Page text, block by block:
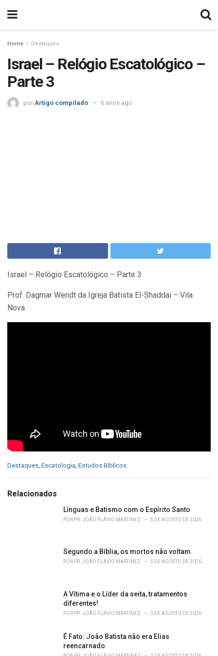
Home Destaques
Israel – Relógio Escatológico –
Parte 3
por Artigo compilado 6 anos ago
Israel – Relógio Escatológico – Parte 3
Prof. Dagmar Wendt da Igreja Batista El-Shaddai – Vila
Nova
C
e
Destaques, Escatologia, Estudos Bíblicos
Relacionados
Línguas e Batismo com o Espírito Santo
POR PR. JOÃO FLÁVIO MARTINEZ 5 DE AGOSTO DE 2026
Segundo a Bíblia, os mortos não voltam
POR PR. JOÃO FLÁVIO MARTINEZ 5 DE AGOSTO DE 2026
A Vítima e o Líder da seita, tratamentos
diferentes!
POR PR. JOÃO FLÁVIO MARTINEZ 3 DE AGOSTO DE 2026
É Fato: João Batista não era Elias
reencarnado